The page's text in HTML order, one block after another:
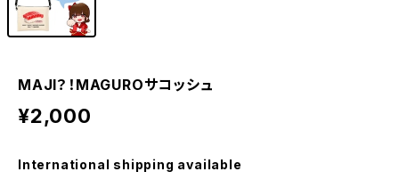
MAJI？！MAGUROサコッシュ
¥2,000
International shipping available